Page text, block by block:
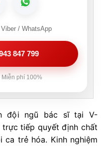
/ WhatsApp
847 799
Miễn phí 100%
đội ngũ bác sĩ tại V-
trực tiếp quyết định chất
trẻ hóa. Kinh nghiệm